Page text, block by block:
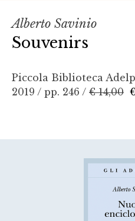
Alberto Savinio
Souvenirs
Piccola Biblioteca
2019 / pp. 246 / € 14,00